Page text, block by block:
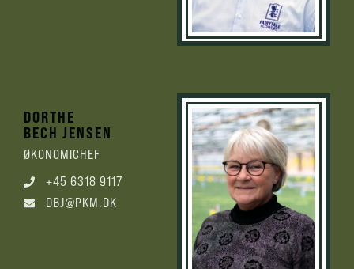
DORTHE
BECH JENSEN
ØKONOMICHEF
+45 6318 9117
DBJ@PKM.DK